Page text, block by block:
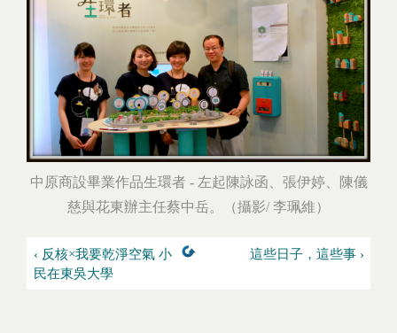
中原商設畢業作品生環者 - 左起陳詠函、張伊婷、陳儀
慈與花東辦主任蔡中岳。（攝影/ 李珮維）
‹ 反核×我要乾淨空氣 小
民在東吳大學
這些日子，這些事 ›